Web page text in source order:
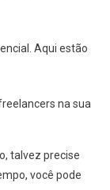
Aqui estão
na sua
talvez precise
você pode